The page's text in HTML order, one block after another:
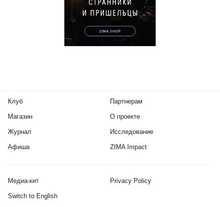
Клуб
Магазин
Журнал
Афиша
Партнерам
О проекте
Исследование
ZIMA Impact
Медиа-кит Privacy Policy
Switch to English